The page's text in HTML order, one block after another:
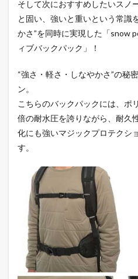
そして次におすすめしたいスノ
と固い、強いと重いという常識
かさ”を同時に実現した「snow
ィブバックパック」！
“強さ・軽さ・しなやかさ”の秘
ン。
こちらのバックパックには、ポ
倍の耐水圧を誇りながら、耐久
化にも強いマジックプロテクシ
す。